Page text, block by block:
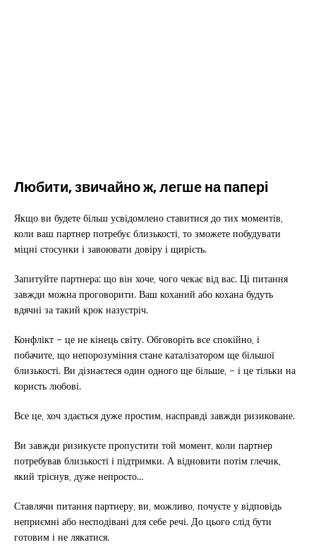
Любити, звичайно ж, легше на папері
Якщо ви будете більш усвідомлено ставитися до тих моментів,
коли ваш партнер потребує близькості, то зможете побудувати
міцні стосунки і завоювати довіру і щирість.
Запитуйте партнера: що він хоче, чого чекає від вас. Ці питання
завжди можна проговорити. Ваш коханий або кохана будуть
вдячні за такий крок назустріч.
Конфлікт – це не кінець світу. Обговоріть все спокійно, і
побачите, що непорозуміння стане каталізатором ще більшої
близькості. Ви дізнаєтеся один одного ще більше, – і це тільки на
користь любові.
Все це, хоч здається дуже простим, насправді завжди ризиковане.
Ви завжди ризикуєте пропустити той момент, коли партнер
потребував близькості і підтримки. А відновити потім глечик,
який тріснув, дуже непросто…
Ставлячи питання партнеру, ви, можливо, почуєте у відповідь
неприємні або несподівані для себе речі. До цього слід бути
готовим і не лякатися.